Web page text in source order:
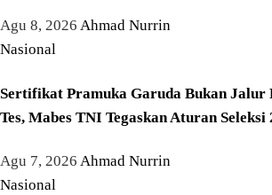
Agu 8, 2026 Ahmad Nurrin
Nasional
Sertifikat Pramuka Garuda Bukan Jalur
Tes, Mabes TNI Tegaskan Aturan Seleksi
Agu 7, 2026 Ahmad Nurrin
Nasional